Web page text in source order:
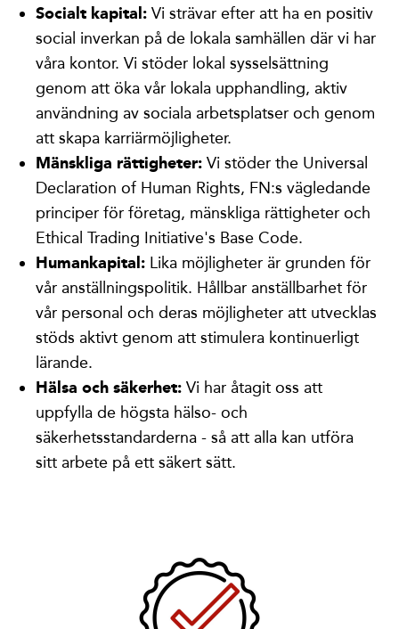
Socialt kapital: Vi strävar efter att ha en positiv
social inverkan på de lokala samhällen där vi har
våra kontor. Vi stöder lokal sysselsättning
genom att öka vår lokala upphandling, aktiv
användning av sociala arbetsplatser och genom
att skapa karriärmöjligheter.
Mänskliga rättigheter: Vi stöder the Universal
Declaration of Human Rights, FN:s vägledande
principer för företag, mänskliga rättigheter och
Ethical Trading Initiative's Base Code.
Humankapital: Lika möjligheter är grunden för
vår anställningspolitik. Hållbar anställbarhet för
vår personal och deras möjligheter att utvecklas
stöds aktivt genom att stimulera kontinuerligt
lärande.
Hälsa och säkerhet: Vi har åtagit oss att
uppfylla de högsta hälso- och
säkerhetsstandarderna - så att alla kan utföra
sitt arbete på ett säkert sätt.